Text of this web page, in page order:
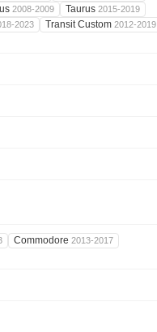
2008-2009 Taurus 2015-2019
2023 Transit Custom 2012-2019
Commodore 2013-2017